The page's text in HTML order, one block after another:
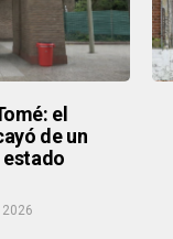
el
de un